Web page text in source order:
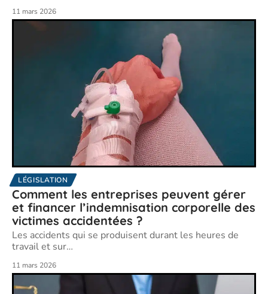
11 mars 2026
LÉGISLATION
Comment les entreprises peuvent gérer
et financer l’indemnisation corporelle des
victimes accidentées ?
Les accidents qui se produisent durant les heures de
travail et sur…
11 mars 2026